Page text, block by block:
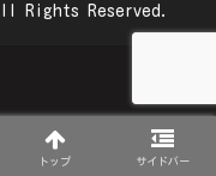
Rights Reserved.
トップ サイドバー